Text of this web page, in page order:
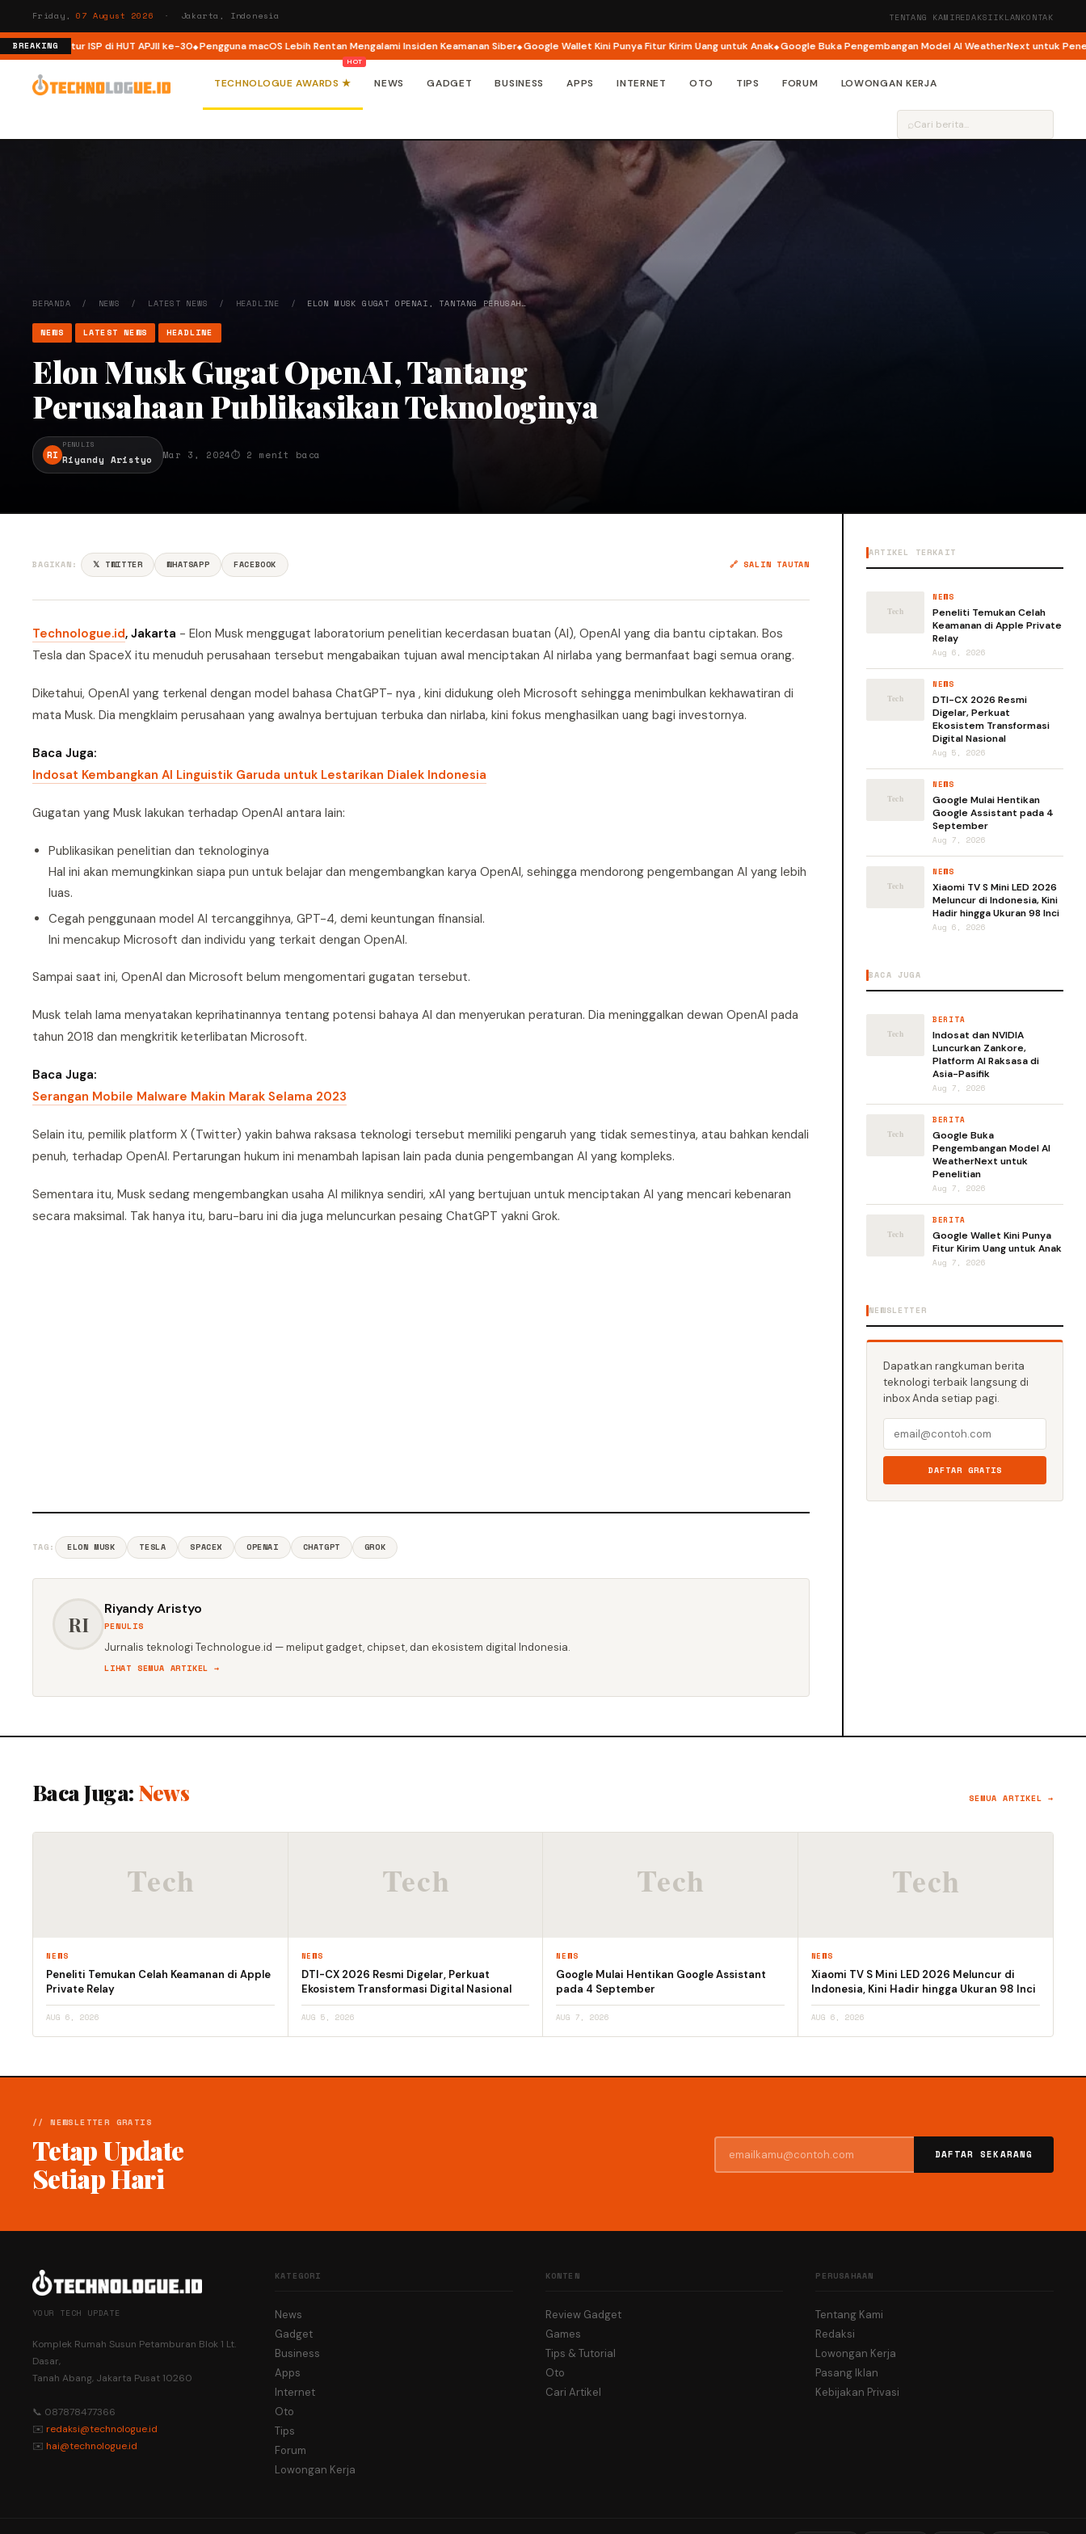
Friday,07 August 2026 · Jakarta, Indonesia TENTANG KAMIREDAKSIIKLANKONTAK
BREAKINGISP di HUT APJII ke-30 Pengguna macOS Lebih Rentan Mengalami Insiden Keamanan Siber Google Wallet Kini Punya Fitur Kirim Uang untuk Anak Google Buka Pengembangan Model AI WeatherNext untuk Penelitian
TECHNOLOGUE AWARDS ★ NEWS GADGET BUSINESS APPS INTERNET OTO TIPS FORUM LOWONGAN KERJA
⌕
BERANDA / NEWS / LATEST NEWS / HEADLINE / ELON MUSK GUGAT OPENAI, TANTANG PERUSAH…
NEWS LATEST NEWS HEADLINE
Elon Musk Gugat OpenAI, Tantang
Perusahaan Publikasikan Teknologinya
RI
PENULIS
Riyandy Aristyo Mar 3, 2024⏱ 2 menit baca
BAGIKAN: 𝕏 TWITTER WHATSAPP FACEBOOK 🔗 SALIN TAUTAN
Technologue.id, Jakarta - Elon Musk menggugat laboratorium penelitian kecerdasan buatan (AI), OpenAI yang dia bantu ciptakan. Bos
Tesla dan SpaceX itu menuduh perusahaan tersebut mengabaikan tujuan awal menciptakan AI nirlaba yang bermanfaat bagi semua orang.
Diketahui, OpenAI yang terkenal dengan model bahasa ChatGPT- nya , kini didukung oleh Microsoft sehingga menimbulkan kekhawatiran di
mata Musk. Dia mengklaim perusahaan yang awalnya bertujuan terbuka dan nirlaba, kini fokus menghasilkan uang bagi investornya.
Baca Juga:
Indosat Kembangkan AI Linguistik Garuda untuk Lestarikan Dialek Indonesia
Gugatan yang Musk lakukan terhadap OpenAI antara lain:
Publikasikan penelitian dan teknologinya
Hal ini akan memungkinkan siapa pun untuk belajar dan mengembangkan karya OpenAI, sehingga mendorong pengembangan AI yang lebih
luas.
Cegah penggunaan model AI tercanggihnya, GPT-4, demi keuntungan finansial.
Ini mencakup Microsoft dan individu yang terkait dengan OpenAI.
Sampai saat ini, OpenAI dan Microsoft belum mengomentari gugatan tersebut.
Musk telah lama menyatakan keprihatinannya tentang potensi bahaya AI dan menyerukan peraturan. Dia meninggalkan dewan OpenAI pada
tahun 2018 dan mengkritik keterlibatan Microsoft.
Baca Juga:
Serangan Mobile Malware Makin Marak Selama 2023
Selain itu, pemilik platform X (Twitter) yakin bahwa raksasa teknologi tersebut memiliki pengaruh yang tidak semestinya, atau bahkan kendali
penuh, terhadap OpenAI. Pertarungan hukum ini menambah lapisan lain pada dunia pengembangan AI yang kompleks.
Sementara itu, Musk sedang mengembangkan usaha AI miliknya sendiri, xAI yang bertujuan untuk menciptakan AI yang mencari kebenaran
secara maksimal. Tak hanya itu, baru-baru ini dia juga meluncurkan pesaing ChatGPT yakni Grok.
TAG: ELON MUSK TESLA SPACEX OPENAI CHATGPT GROK
RI
Riyandy Aristyo
PENULIS
Jurnalis teknologi Technologue.id — meliput gadget, chipset, dan ekosistem digital Indonesia.
LIHAT SEMUA ARTIKEL →
ARTIKEL TERKAIT
NEWS
Peneliti Temukan Celah
Keamanan di Apple Private
Relay
Aug 6, 2026
NEWS
DTI-CX 2026 Resmi
Digelar, Perkuat
Ekosistem Transformasi
Digital Nasional
Aug 5, 2026
NEWS
Google Mulai Hentikan
Google Assistant pada 4
September
Aug 7, 2026
NEWS
Xiaomi TV S Mini LED 2026
Meluncur di Indonesia, Kini
Hadir hingga Ukuran 98 Inci
Aug 6, 2026
BACA JUGA
BERITA
Indosat dan NVIDIA
Luncurkan Zankore,
Platform AI Raksasa di
Asia-Pasifik
Aug 7, 2026
BERITA
Google Buka
Pengembangan Model AI
WeatherNext untuk
Penelitian
Aug 7, 2026
BERITA
Google Wallet Kini Punya
Fitur Kirim Uang untuk Anak
Aug 7, 2026
NEWSLETTER
Dapatkan rangkuman berita
teknologi terbaik langsung di
inbox Anda setiap pagi.
DAFTAR GRATIS
Baca Juga: News SEMUA ARTIKEL →
NEWS
Peneliti Temukan Celah Keamanan di Apple
Private Relay
AUG 6, 2026
NEWS
DTI-CX 2026 Resmi Digelar, Perkuat
Ekosistem Transformasi Digital Nasional
AUG 5, 2026
NEWS
Google Mulai Hentikan Google Assistant
pada 4 September
AUG 7, 2026
NEWS
Xiaomi TV S Mini LED 2026 Meluncur di
Indonesia, Kini Hadir hingga Ukuran 98 Inci
AUG 6, 2026
// NEWSLETTER GRATIS
Tetap Update
Setiap Hari
DAFTAR SEKARANG
YOUR TECH UPDATE
Komplek Rumah Susun Petamburan Blok 1 Lt.
Dasar,
Tanah Abang, Jakarta Pusat 10260
📞 087878477366
✉️ redaksi@technologue.id
✉️ hai@technologue.id
KATEGORI
News
Gadget
Business
Apps
Internet
Oto
Tips
Forum
Lowongan Kerja
KONTEN
Review Gadget
Games
Tips & Tutorial
Oto
Cari Artikel
PERUSAHAAN
Tentang Kami
Redaksi
Lowongan Kerja
Pasang Iklan
Kebijakan Privasi